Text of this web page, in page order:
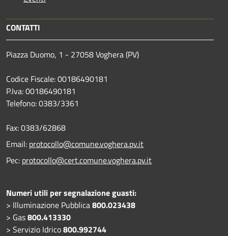
CONTATTI
Piazza Duomo, 1 - 27058 Voghera (PV)
Codice Fiscale: 00186490181
P.Iva: 00186490181
Telefono:0383/3361
Fax:0383/62868
Email: protocollo@comune.voghera.pv.it
Pec: protocollo@cert.comune.voghera.pv.it
Numeri utili per segnalazione guasti:
> Illuminazione Pubblica800.023438
> Gas800.413330
> Servizio Idrico800.992744